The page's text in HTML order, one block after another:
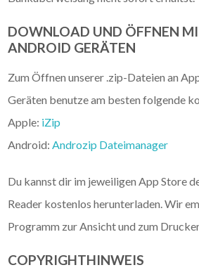
DOWNLOAD UND ÖFFNEN
ANDROID GERÄTEN
Zum Öffnen unserer .zip-Dateien an
Geräten benutze am besten folgende
Apple: iZip
Android:Androzip Dateimanager
Du kannst dir im jeweiligen App Store
Reader kostenlos herunterladen. Wir
Programm zur Ansicht und zum
COPYRIGHTHINWEIS